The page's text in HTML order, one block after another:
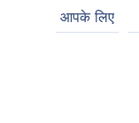
आपके लिए